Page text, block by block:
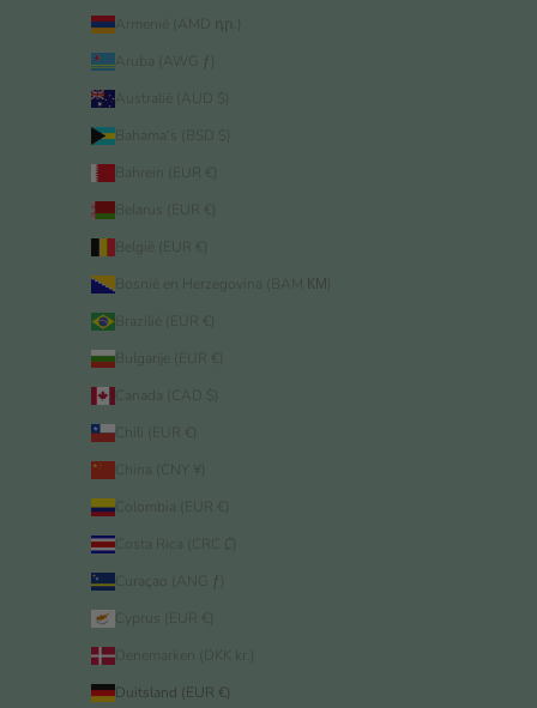
Armenië (AMD դր.)
Aruba (AWG ƒ)
Australië (AUD $)
Bahama’s (BSD $)
Bahrein (EUR €)
Belarus (EUR €)
België (EUR €)
Bosnië en Herzegovina (BAM КМ)
Brazilië (EUR €)
Bulgarije (EUR €)
Canada (CAD $)
Chili (EUR €)
China (CNY ¥)
Colombia (EUR €)
Costa Rica (CRC ₡)
Curaçao (ANG ƒ)
Cyprus (EUR €)
Denemarken (DKK kr.)
Duitsland (EUR €)